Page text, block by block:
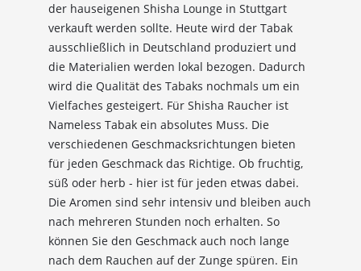
der hauseigenen Shisha Lounge in Stuttgart
verkauft werden sollte. Heute wird der Tabak
ausschließlich in Deutschland produziert und
die Materialien werden lokal bezogen. Dadurch
wird die Qualität des Tabaks nochmals um ein
Vielfaches gesteigert. Für Shisha Raucher ist
Nameless Tabak ein absolutes Muss. Die
verschiedenen Geschmacksrichtungen bieten
für jeden Geschmack das Richtige. Ob fruchtig,
süß oder herb - hier ist für jeden etwas dabei.
Die Aromen sind sehr intensiv und bleiben auch
nach mehreren Stunden noch erhalten. So
können Sie den Geschmack auch noch lange
nach dem Rauchen auf der Zunge spüren. Ein